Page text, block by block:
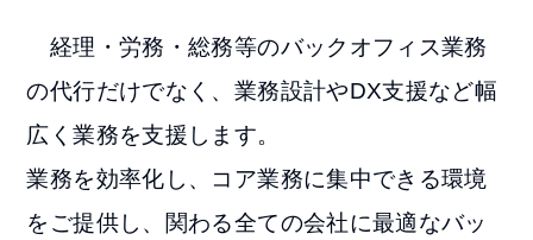
経理・労務・総務等のバックオフィス業務
の代行だけでなく、業務設計やDX支援など幅
広く業務を支援します。
業務を効率化し、コア業務に集中できる環境
をご提供し、関わる全ての会社に最適なバッ